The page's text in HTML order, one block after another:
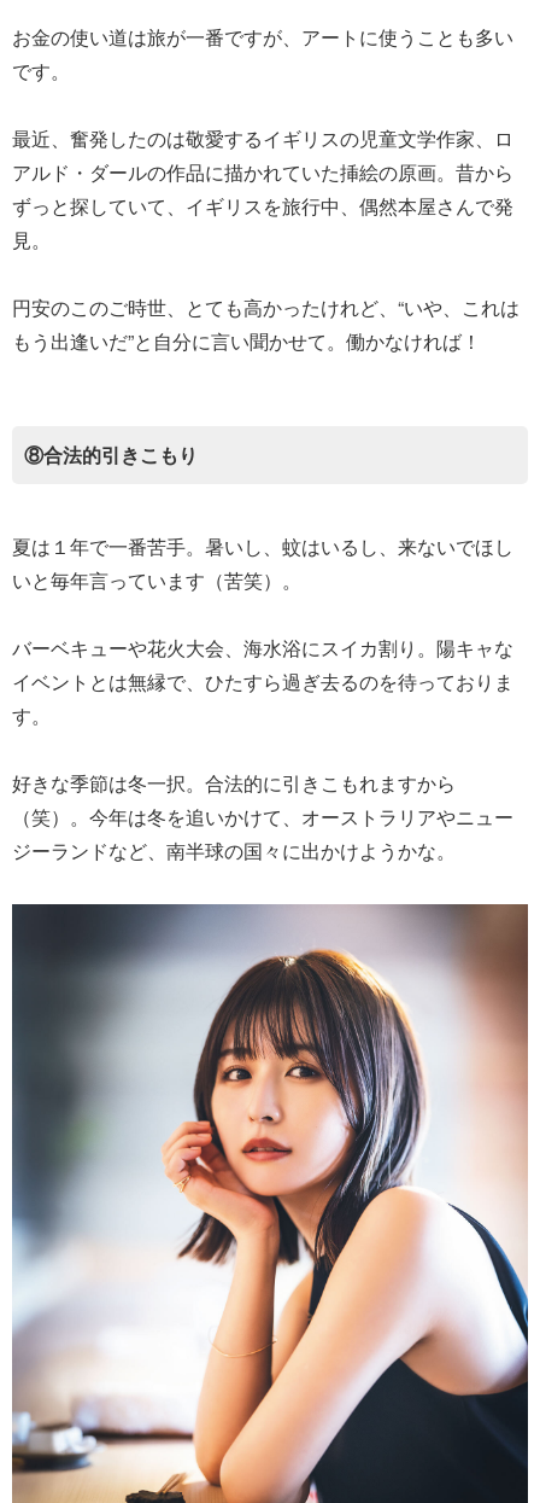
お金の使い道は旅が一番ですが、アートに使うことも多い
です。
最近、奮発したのは敬愛するイギリスの児童文学作家、ロ
アルド・ダールの作品に描かれていた挿絵の原画。昔から
ずっと探していて、イギリスを旅行中、偶然本屋さんで発
見。
円安のこのご時世、とても高かったけれど、“いや、これは
もう出逢いだ”と自分に言い聞かせて。働かなければ！
⑧合法的引きこもり
夏は１年で一番苦手。暑いし、蚊はいるし、来ないでほし
いと毎年言っています（苦笑）。
バーベキューや花火大会、海水浴にスイカ割り。陽キャな
イベントとは無縁で、ひたすら過ぎ去るのを待っておりま
す。
好きな季節は冬一択。合法的に引きこもれますから
（笑）。今年は冬を追いかけて、オーストラリアやニュー
ジーランドなど、南半球の国々に出かけようかな。